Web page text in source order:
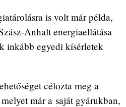
is volt már példa,
Anhalt energiaellátása
inkább egyedi kísérletek
célozta meg a
már a saját gyárukban,